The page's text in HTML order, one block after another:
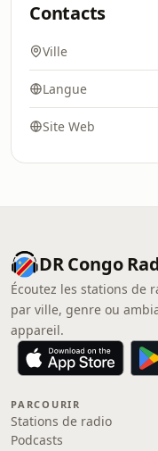
Contacts
Ville
Langue
Site Web
DR Congo
Écoutez les stations de
par ville, genre ou
appareil.
PARCOURIR
Stations de radio
Podcasts